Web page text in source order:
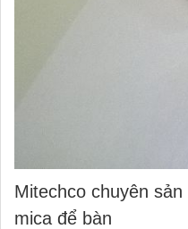
Mitechco chuyên
mica để bàn